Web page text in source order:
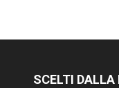
SCELTI DALLA